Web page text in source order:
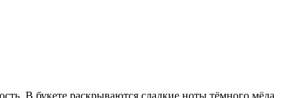
В букете раскрываются сладкие ноты тёмного мёда